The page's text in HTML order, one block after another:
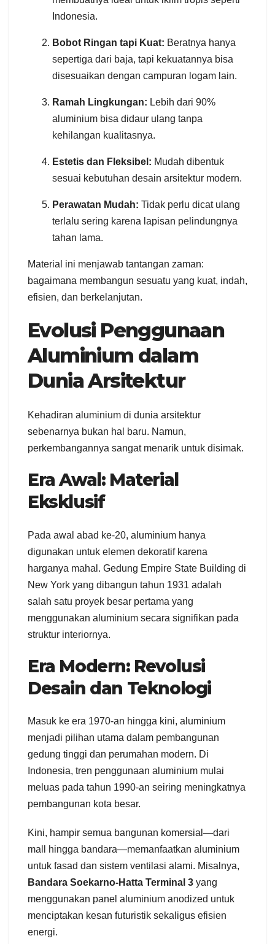
Indonesia.
Bobot Ringan tapi Kuat: Beratnya hanya
sepertiga dari baja, tapi kekuatannya bisa
disesuaikan dengan campuran logam lain.
Ramah Lingkungan: Lebih dari 90%
aluminium bisa didaur ulang tanpa
kehilangan kualitasnya.
Estetis dan Fleksibel: Mudah dibentuk
sesuai kebutuhan desain arsitektur modern.
Perawatan Mudah: Tidak perlu dicat ulang
terlalu sering karena lapisan pelindungnya
tahan lama.
Material ini menjawab tantangan zaman:
bagaimana membangun sesuatu yang kuat, indah,
efisien, dan berkelanjutan.
Evolusi Penggunaan
Aluminium dalam
Dunia Arsitektur
Kehadiran aluminium di dunia arsitektur
sebenarnya bukan hal baru. Namun,
perkembangannya sangat menarik untuk disimak.
Era Awal: Material
Eksklusif
Pada awal abad ke-20, aluminium hanya
digunakan untuk elemen dekoratif karena
harganya mahal. Gedung Empire State Building di
New York yang dibangun tahun 1931 adalah
salah satu proyek besar pertama yang
menggunakan aluminium secara signifikan pada
struktur interiornya.
Era Modern: Revolusi
Desain dan Teknologi
Masuk ke era 1970-an hingga kini, aluminium
menjadi pilihan utama dalam pembangunan
gedung tinggi dan perumahan modern. Di
Indonesia, tren penggunaan aluminium mulai
meluas pada tahun 1990-an seiring meningkatnya
pembangunan kota besar.
Kini, hampir semua bangunan komersial—dari
mall hingga bandara—memanfaatkan aluminium
untuk fasad dan sistem ventilasi alami. Misalnya,
Bandara Soekarno-Hatta Terminal 3 yang
menggunakan panel aluminium anodized untuk
menciptakan kesan futuristik sekaligus efisien
energi.